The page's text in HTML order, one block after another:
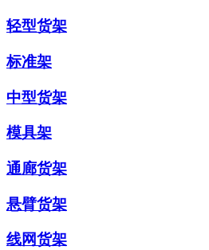
轻型货架
标准架
中型货架
模具架
通廊货架
悬臂货架
线网货架